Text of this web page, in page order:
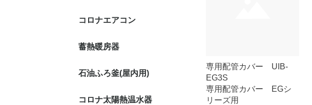
コロナエアコン
蓄熱暖房器
石油ふろ釜(屋内用)
コロナ太陽熱温水器
専用配管カバー UIB-
EG3S
専用配管カバー EGシ
リーズ用